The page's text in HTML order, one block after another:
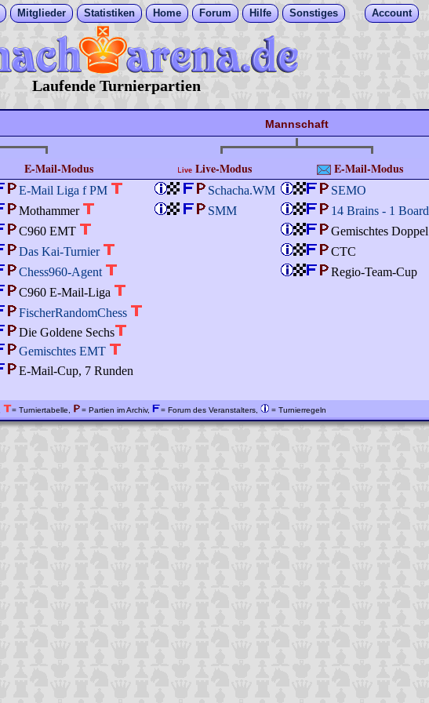
Mitglieder Statistiken Home Forum Hilfe Sonstiges Account
Laufende Turnierpartien
Mannschaft
E-Mail-Modus Live-Modus E-Mail-Modus
E-Mail Liga f PM Schacha.WM
SEMO
Mothammer SMM
14 Brains - 1 Board
C960 EMT
Gemischtes Doppel
Das Kai-Turnier
CTC
Chess960-Agent
Regio-Team-Cup
C960 E-Mail-Liga
FischerRandomChess
Die Goldene Sechs
Gemischtes EMT
E-Mail-Cup, 7 Runden
= Turniertabelle, = Partien im Archiv, = Forum des Veranstalters, = Turnierregeln